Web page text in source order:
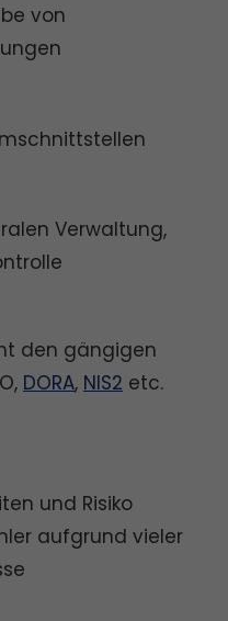
von
Verwaltung,
den gängigen
DORA, NIS2 etc.
und Risiko
aufgrund vieler